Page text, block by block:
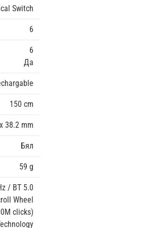
Switch
6
6
Да
150 cm
38.2 mm
Бял
59 g
/ BT 5.0
Wheel
clicks)